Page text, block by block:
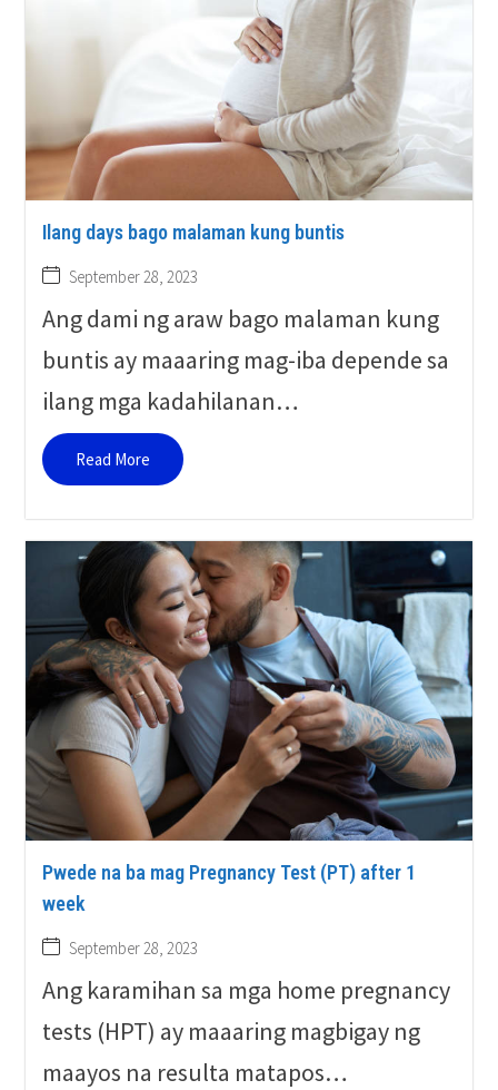
Ilang days bago malaman kung buntis
September 28, 2023
Ang dami ng araw bago malaman kung
buntis ay maaaring mag-iba depende sa
ilang mga kadahilanan…
Read More
Pwede na ba mag Pregnancy Test (PT) after 1
week
September 28, 2023
Ang karamihan sa mga home pregnancy
tests (HPT) ay maaaring magbigay ng
maayos na resulta matapos…